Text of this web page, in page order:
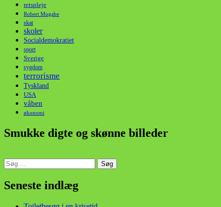
retspleje
Robert Mugabe
skat
skoler
Socialdemokratiet
sport
Sverige
sygdom
terrorisme
Tyskland
USA
våben
økonomi
Smukke digte og skønne billeder
Søg
efter:
Seneste indlæg